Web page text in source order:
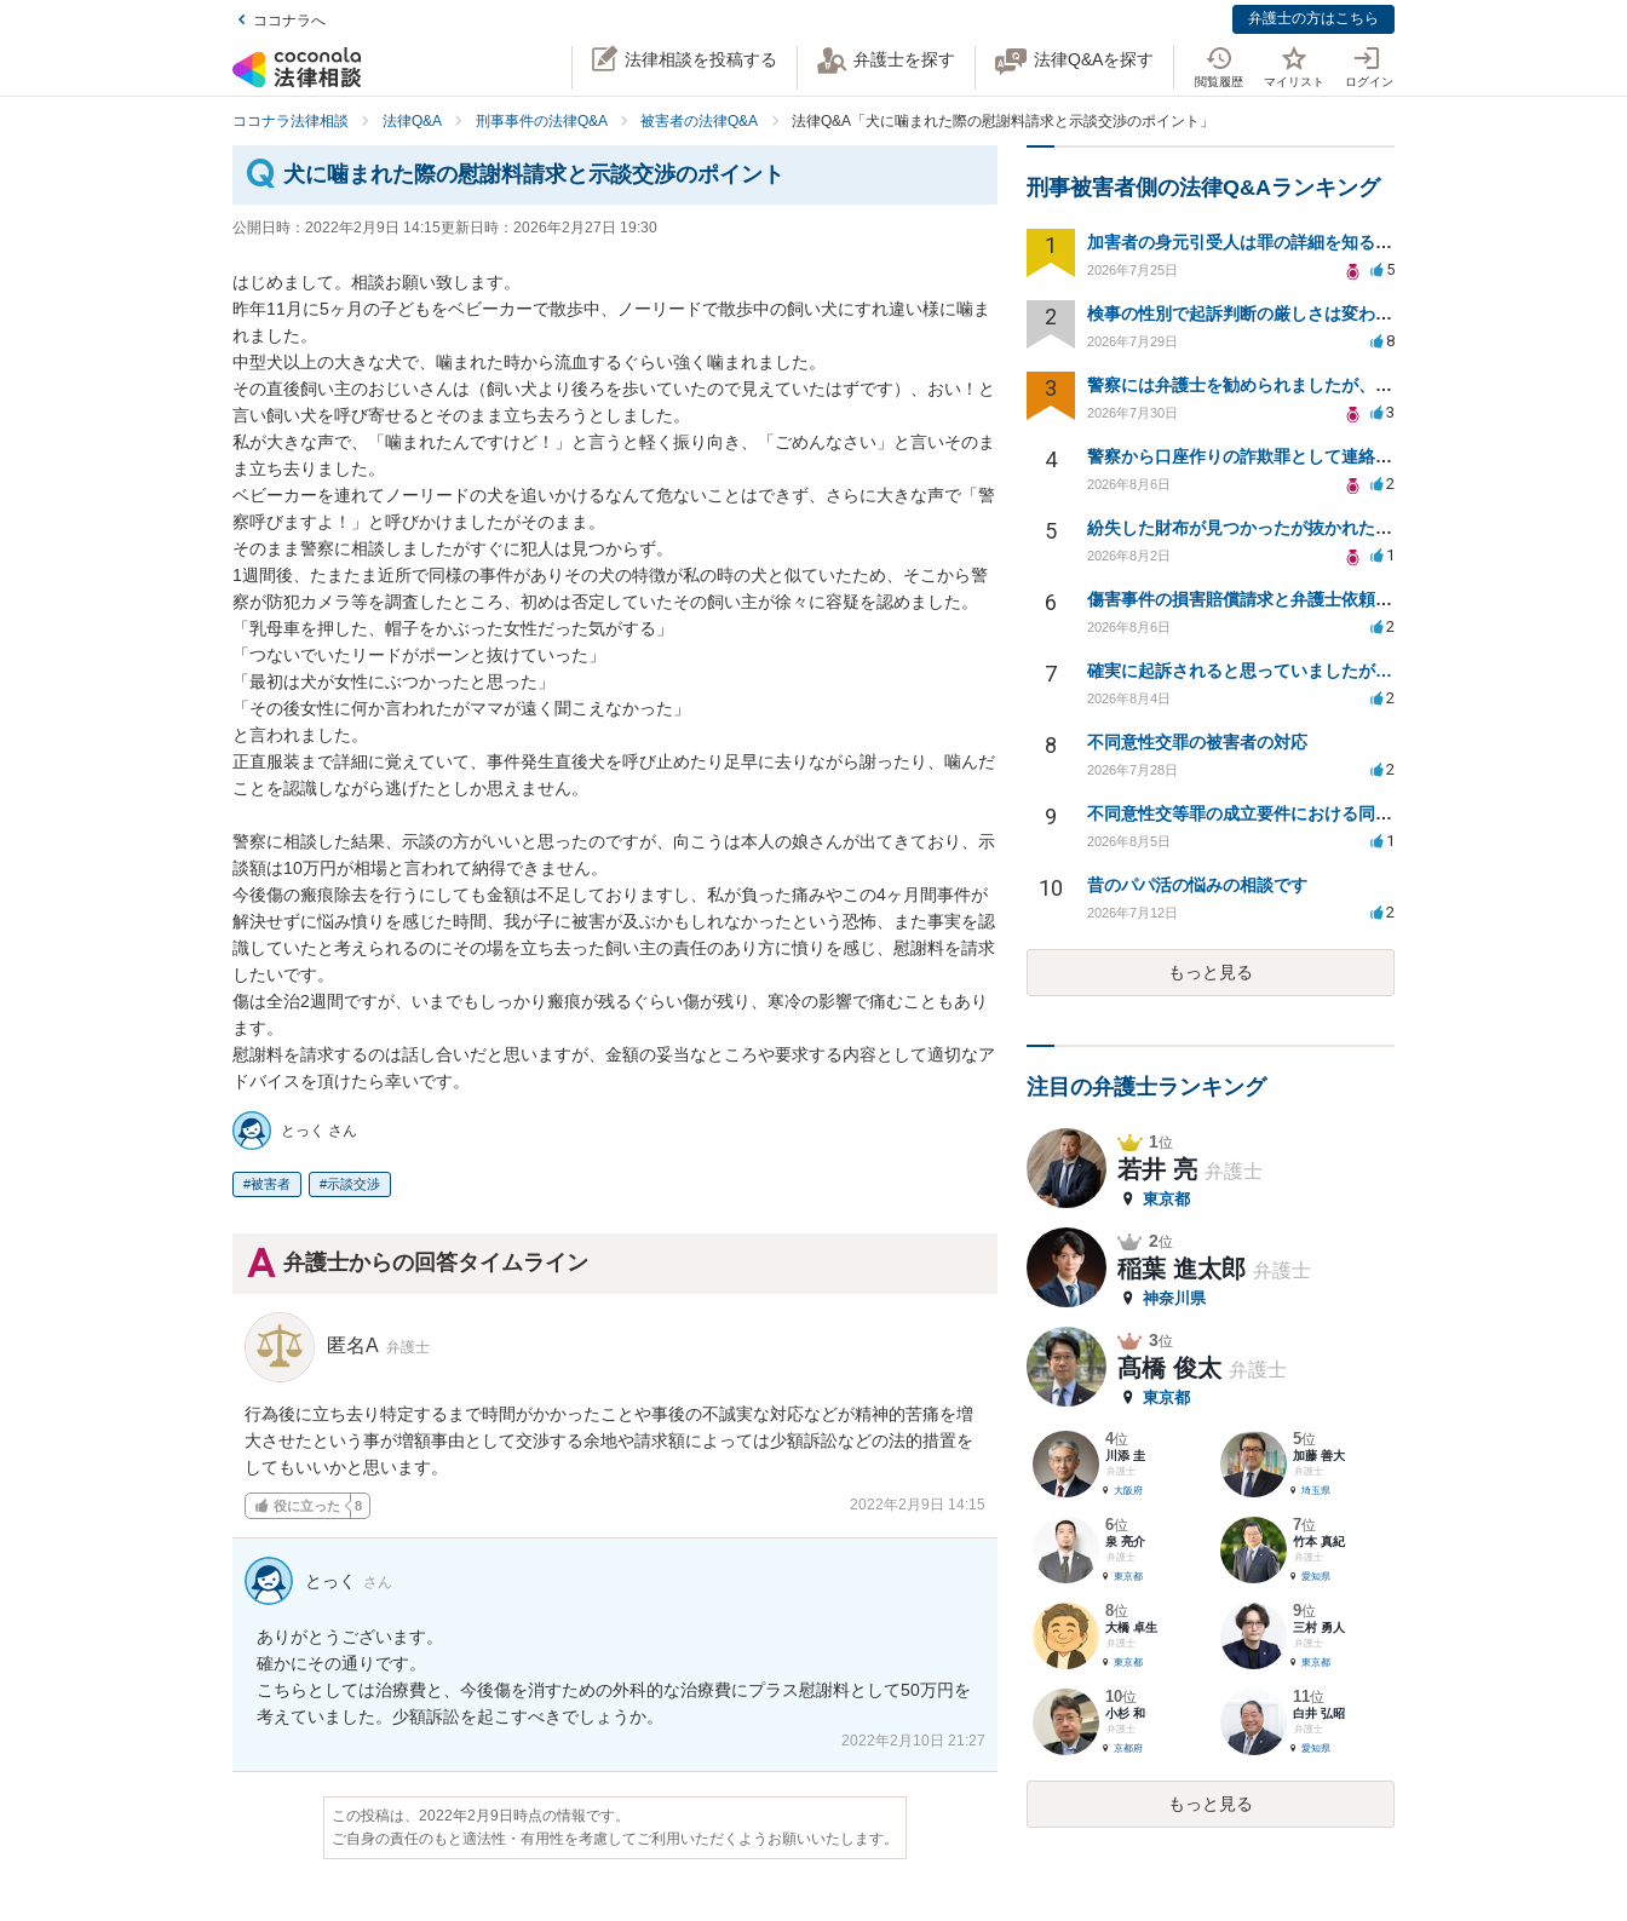
ココナラへ 弁護士の方はこちら
法律相談を投稿する 弁護士を探す 法律Q&Aを探す
閲覧履歴 マイリスト ログイン
ココナラ法律相談 法律Q&A 刑事事件の法律Q&A 被害者の法律Q&A 法律Q&A「犬に噛まれた際の慰謝料請求と示談交渉のポイント」
犬に噛まれた際の慰謝料請求と示談交渉のポイント
公開日時： 2022年2月9日 14:15更新日時： 2026年2月27日 19:30
はじめまして。相談お願い致します。
昨年11月に5ヶ月の子どもをベビーカーで散歩中、ノーリードで散歩中の飼い犬にすれ違い様に噛ま
れました。
中型犬以上の大きな犬で、噛まれた時から流血するぐらい強く噛まれました。
その直後飼い主のおじいさんは（飼い犬より後ろを歩いていたので見えていたはずです）、おい！と
言い飼い犬を呼び寄せるとそのまま立ち去ろうとしました。
私が大きな声で、「噛まれたんですけど！」と言うと軽く振り向き、「ごめんなさい」と言いそのま
ま立ち去りました。
ベビーカーを連れてノーリードの犬を追いかけるなんて危ないことはできず、さらに大きな声で「警
察呼びますよ！」と呼びかけましたがそのまま。
そのまま警察に相談しましたがすぐに犯人は見つからず。
1週間後、たまたま近所で同様の事件がありその犬の特徴が私の時の犬と似ていたため、そこから警
察が防犯カメラ等を調査したところ、初めは否定していたその飼い主が徐々に容疑を認めました。
「乳母車を押した、帽子をかぶった女性だった気がする」
「つないでいたリードがポーンと抜けていった」
「最初は犬が女性にぶつかったと思った」
「その後女性に何か言われたがママが遠く聞こえなかった」
と言われました。
正直服装まで詳細に覚えていて、事件発生直後犬を呼び止めたり足早に去りながら謝ったり、噛んだ
ことを認識しながら逃げたとしか思えません。
警察に相談した結果、示談の方がいいと思ったのですが、向こうは本人の娘さんが出てきており、示
談額は10万円が相場と言われて納得できません。
今後傷の瘢痕除去を行うにしても金額は不足しておりますし、私が負った痛みやこの4ヶ月間事件が
解決せずに悩み憤りを感じた時間、我が子に被害が及ぶかもしれなかったという恐怖、また事実を認
識していたと考えられるのにその場を立ち去った飼い主の責任のあり方に憤りを感じ、慰謝料を請求
したいです。
傷は全治2週間ですが、いまでもしっかり瘢痕が残るぐらい傷が残り、寒冷の影響で痛むこともあり
ます。
慰謝料を請求するのは話し合いだと思いますが、金額の妥当なところや要求する内容として適切なア
ドバイスを頂けたら幸いです。
とっく さん
被害者 示談交渉
弁護士からの回答タイムライン
匿名A 弁護士
行為後に立ち去り特定するまで時間がかかったことや事後の不誠実な対応などが精神的苦痛を増
大させたという事が増額事由として交渉する余地や請求額によっては少額訴訟などの法的措置を
してもいいかと思います。
役に立った 8 2022年2月9日 14:15
とっく さん
ありがとうございます。
確かにその通りです。
こちらとしては治療費と、今後傷を消すための外科的な治療費にプラス慰謝料として50万円を
考えていました。少額訴訟を起こすべきでしょうか。
2022年2月10日 21:27
この投稿は、2022年2月9日時点の情報です。
ご自身の責任のもと適法性・有用性を考慮してご利用いただくようお願いいたします。
刑事被害者側の法律Q&Aランキング
1 加害者の身元引受人は罪の詳細を知ることができるか？
2026年7月25日 5
2 検事の性別で起訴判断の厳しさは変わるのか知りたい
2026年7月29日 8
3 警察には弁護士を勧められましたが、費用対効果で依頼をすることを躊躇しています。
2026年7月30日 3
4 警察から口座作りの詐欺罪として連絡が来ました。
2026年8月6日 2
5 紛失した財布が見つかったが抜かれた現金について
2026年8月2日 1
6 傷害事件の損害賠償請求と弁護士依頼の必要性について
2026年8月6日 2
7 確実に起訴されると思っていましたが…
2026年8月4日 2
8 不同意性交罪の被害者の対応
2026年7月28日 2
9 不同意性交等罪の成立要件における同意とアルコールの影響
2026年8月5日 1
10 昔のパパ活の悩みの相談です
2026年7月12日 2
もっと見る
注目の弁護士ランキング
1位
若井 亮 弁護士
東京都
2位
稲葉 進太郎 弁護士
神奈川県
3位
髙橋 俊太 弁護士
東京都
4位
川添 圭
弁護士
大阪府
5位
加藤 善大
弁護士
埼玉県
6位
泉 亮介
弁護士
東京都
7位
竹本 真紀
弁護士
愛知県
8位
大橋 卓生
弁護士
東京都
9位
三村 勇人
弁護士
東京都
10位
小杉 和
弁護士
京都府
11位
白井 弘昭
弁護士
愛知県
もっと見る